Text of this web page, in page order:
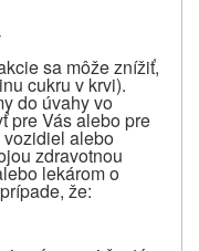
sa môže znížiť,
cukru v krvi).
do úvahy vo
pre Vás alebo pre
vozidiel alebo
zdravotnou
lekárom o
že: